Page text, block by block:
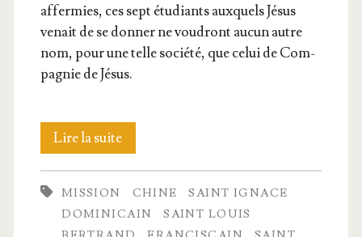
affer­mies, ces sept étu­diants aux­quels Jésus
venait de se don­ner ne vou­dront aucun autre
nom, pour une telle socié­té, que celui de Com­
pa­gnie de Jésus.
Lire la suiteSaint
Fran­
çois
Xavier,
MISSION CHINE
SAINT IGNACE
DOMINICAIN
SAINT LOUIS